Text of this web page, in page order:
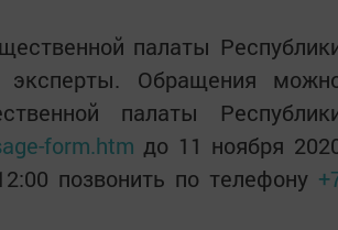
палаты
эксперты. Обращения
палаты
form.htm до 11 ноября
позвонить по телефону